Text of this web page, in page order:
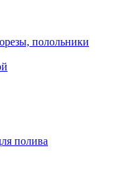
полольники
полива